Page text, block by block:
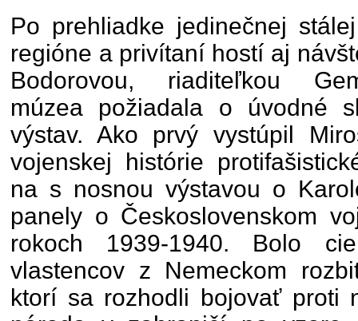
Po prehliadke jedinečnej
regióne a privítaní hostí aj
Bodorovou, riaditeľkou
múzea požiadala o úvodné
výstav. Ako prvý vystúpil
vojenskej histórie
na s nosnou výstavou o
panely o Československom
rokoch 1939-1940. Bolo
vlastencov z Nemeckom
ktorí sa rozhodli bojovať proti